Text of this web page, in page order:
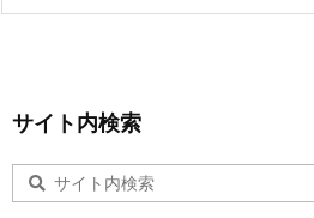
サイト内検索